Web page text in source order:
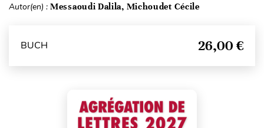
Autor(en) : Messaoudi Dalila, Michoudet Cécile
BUCH 26,00 €